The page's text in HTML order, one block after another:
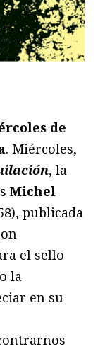
de
. Miércoles,
, la
Michel
publicada
el sello
la
en su